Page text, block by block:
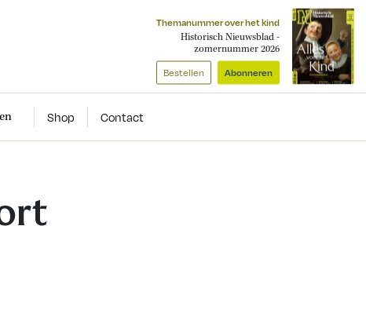
Themanummer over het kind
Historisch Nieuwsblad -
zomernummer 2026
Bestellen Abonneren
Shop Contact